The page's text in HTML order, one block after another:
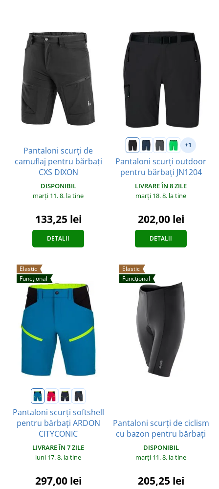
Pantaloni scurți de
camuflaj pentru bărbați
CXS DIXON
DISPONIBIL
marți 11. 8. la tine
133,25 lei
DETALII
+1
Pantaloni scurți outdoor
pentru bărbați JN1204
LIVRARE ÎN 8 ZILE
marți 18. 8. la tine
202,00 lei
DETALII
Elastic
Funcțional
Pantaloni scurți softshell
pentru bărbați ARDON
CITYCONIC
LIVRARE ÎN 7 ZILE
luni 17. 8. la tine
297,00 lei
Elastic
Funcțional
Pantaloni scurți de ciclism
cu bazon pentru bărbați
DISPONIBIL
marți 11. 8. la tine
205,25 lei